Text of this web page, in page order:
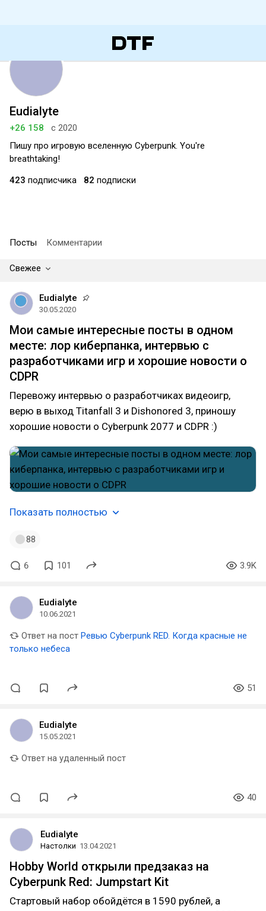
Eudialyte
+26 158
с 2020
Пишу про игровую вселенную Cyberpunk. You're
breathtaking!
423 подписчика 82 подписки
Посты Комментарии
Свежее
Eudialyte
30.05.2020
Мои самые интересные посты в одном
месте: лор киберпанка, интервью с
разработчиками игр и хорошие новости о
CDPR
Перевожу интервью о разработчиках видеоигр,
верю в выход Titanfall 3 и Dishonored 3, приношу
хорошие новости о Cyberpunk 2077 и CDPR :)
Показать полностью
88
6 101 3.9K
Eudialyte
10.06.2021
Ответ на пост Ревью Cyberpunk RED. Когда красные не
только небеса
51
Eudialyte
15.05.2021
Ответ на удаленный пост
40
Eudialyte
Настолки 13.04.2021
Hobby World открыли предзаказ на
Cyberpunk Red: Jumpstart Kit
Стартовый набор обойдётся в 1590 рублей, а